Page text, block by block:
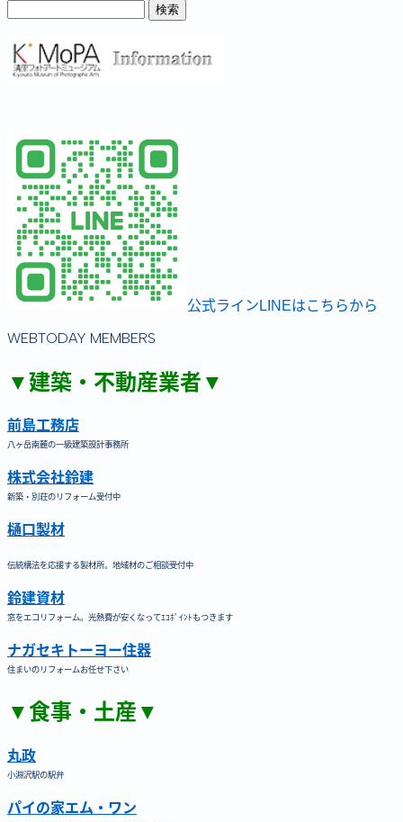
公式ラインLINEはこちらから
WEBTODAY MEMBERS
▼建築・不動産業者▼
前島工務店
八ヶ岳南麓の一級建築設計事務所
株式会社鈴建
新築・別荘のリフォーム受付中
樋口製材
伝統構法を応援する製材所。地域材のご相談受付中
鈴建資材
窓をエコリフォーム。光熱費が安くなってｴｺﾎﾟｲﾝﾄもつきます
ナガセキトーヨー住器
住まいのリフォームお任せ下さい
▼食事・土産▼
丸政
小淵沢駅の駅弁
パイの家エム・ワン